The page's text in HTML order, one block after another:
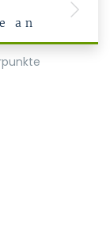
an Next
und